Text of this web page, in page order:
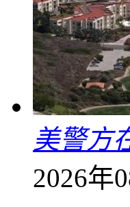
美警方
2026年